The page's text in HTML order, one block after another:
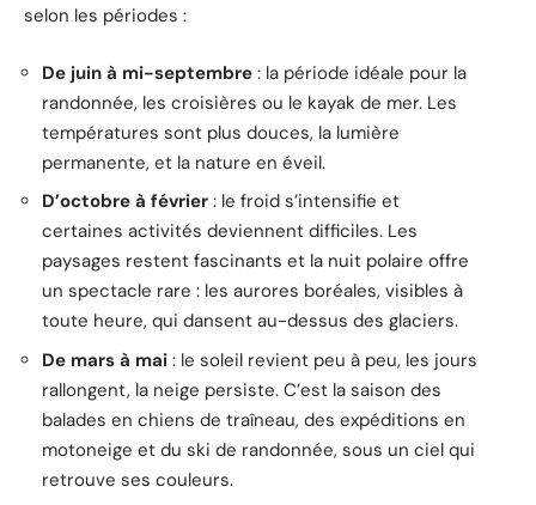
selon les périodes :
De juin à mi-septembre : la période idéale pour la
randonnée, les croisières ou le kayak de mer. Les
températures sont plus douces, la lumière
permanente, et la nature en éveil.
D’octobre à février : le froid s’intensifie et
certaines activités deviennent difficiles. Les
paysages restent fascinants et la nuit polaire offre
un spectacle rare : les aurores boréales, visibles à
toute heure, qui dansent au-dessus des glaciers.
De mars à mai : le soleil revient peu à peu, les jours
rallongent, la neige persiste. C’est la saison des
balades en chiens de traîneau, des expéditions en
motoneige et du ski de randonnée, sous un ciel qui
retrouve ses couleurs.